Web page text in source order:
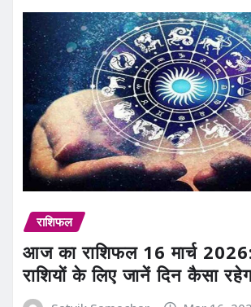
राशिफल
आज का राशिफल 16 मार्च
राशियों के लिए जानें दिन कैसा